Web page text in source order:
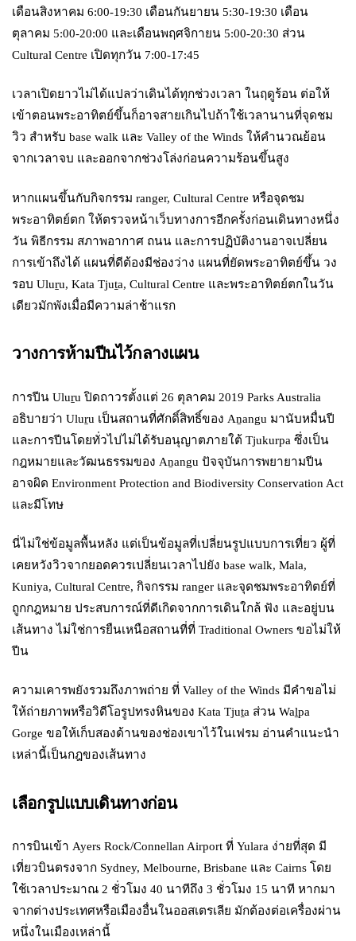
เดือนสิงหาคม 6:00-19:30 เดือนกันยายน 5:30-19:30 เดือน
ตุลาคม 5:00-20:00 และเดือนพฤศจิกายน 5:00-20:30 ส่วน
Cultural Centre เปิดทุกวัน 7:00-17:45
เวลาเปิดยาวไม่ได้แปลว่าเดินได้ทุกช่วงเวลา ในฤดูร้อน ต่อให้
เข้าตอนพระอาทิตย์ขึ้นก็อาจสายเกินไปถ้าใช้เวลานานที่จุดชม
วิว สำหรับ base walk และ Valley of the Winds ให้คำนวณย้อน
จากเวลาจบ และออกจากช่วงโล่งก่อนความร้อนขึ้นสูง
หากแผนขึ้นกับกิจกรรม ranger, Cultural Centre หรือจุดชม
พระอาทิตย์ตก ให้ตรวจหน้าเว็บทางการอีกครั้งก่อนเดินทางหนึ่ง
วัน พิธีกรรม สภาพอากาศ ถนน และการปฏิบัติงานอาจเปลี่ยน
การเข้าถึงได้ แผนที่ดีต้องมีช่องว่าง แผนที่ยัดพระอาทิตย์ขึ้น วง
รอบ Uluṟu, Kata Tjuṯa, Cultural Centre และพระอาทิตย์ตกในวัน
เดียวมักพังเมื่อมีความล่าช้าแรก
วางการห้ามปีนไว้กลางแผน
การปีน Uluṟu ปิดถาวรตั้งแต่ 26 ตุลาคม 2019 Parks Australia
อธิบายว่า Uluṟu เป็นสถานที่ศักดิ์สิทธิ์ของ Aṉangu มานับหมื่นปี
และการปีนโดยทั่วไปไม่ได้รับอนุญาตภายใต้ Tjukurpa ซึ่งเป็น
กฎหมายและวัฒนธรรมของ Aṉangu ปัจจุบันการพยายามปีน
อาจผิด Environment Protection and Biodiversity Conservation Act
และมีโทษ
นี่ไม่ใช่ข้อมูลพื้นหลัง แต่เป็นข้อมูลที่เปลี่ยนรูปแบบการเที่ยว ผู้ที่
เคยหวังวิวจากยอดควรเปลี่ยนเวลาไปยัง base walk, Mala,
Kuniya, Cultural Centre, กิจกรรม ranger และจุดชมพระอาทิตย์ที่
ถูกกฎหมาย ประสบการณ์ที่ดีเกิดจากการเดินใกล้ ฟัง และอยู่บน
เส้นทาง ไม่ใช่การยืนเหนือสถานที่ที่ Traditional Owners ขอไม่ให้
ปีน
ความเคารพยังรวมถึงภาพถ่าย ที่ Valley of the Winds มีคำขอไม่
ให้ถ่ายภาพหรือวิดีโอรูปทรงหินของ Kata Tjuṯa ส่วน Waḻpa
Gorge ขอให้เก็บสองด้านของช่องเขาไว้ในเฟรม อ่านคำแนะนำ
เหล่านี้เป็นกฎของเส้นทาง
เลือกรูปแบบเดินทางก่อน
การบินเข้า Ayers Rock/Connellan Airport ที่ Yulara ง่ายที่สุด มี
เที่ยวบินตรงจาก Sydney, Melbourne, Brisbane และ Cairns โดย
ใช้เวลาประมาณ 2 ชั่วโมง 40 นาทีถึง 3 ชั่วโมง 15 นาที หากมา
จากต่างประเทศหรือเมืองอื่นในออสเตรเลีย มักต้องต่อเครื่องผ่าน
หนึ่งในเมืองเหล่านี้